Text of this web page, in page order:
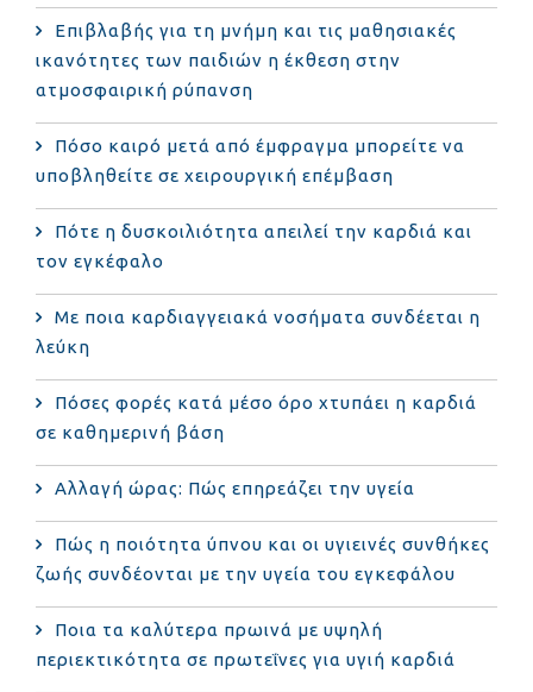
Επιβλαβής για τη μνήμη και τις μαθησιακές
ικανότητες των παιδιών η έκθεση στην
ατμοσφαιρική ρύπανση
Πόσο καιρό μετά από έμφραγμα μπορείτε να
υποβληθείτε σε χειρουργική επέμβαση
Πότε η δυσκοιλιότητα απειλεί την καρδιά και
τον εγκέφαλο
Με ποια καρδιαγγειακά νοσήματα συνδέεται η
λεύκη
Πόσες φορές κατά μέσο όρο χτυπάει η καρδιά
σε καθημερινή βάση
Αλλαγή ώρας: Πώς επηρεάζει την υγεία
Πώς η ποιότητα ύπνου και οι υγιεινές συνθήκες
ζωής συνδέονται με την υγεία του εγκεφάλου
Ποια τα καλύτερα πρωινά με υψηλή
περιεκτικότητα σε πρωτεΐνες για υγιή καρδιά